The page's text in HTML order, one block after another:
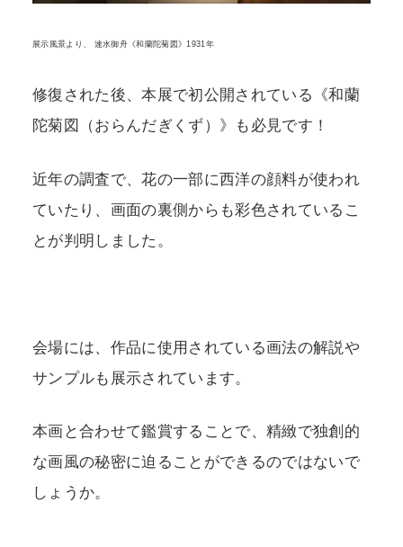
展示風景より、 速水御舟《和蘭陀菊図》1931年
修復された後、本展で初公開されている《和蘭
陀菊図（おらんだぎくず）》も必見です！
近年の調査で、花の一部に西洋の顔料が使われ
ていたり、画面の裏側からも彩色されているこ
とが判明しました。
会場には、作品に使用されている画法の解説や
サンプルも展示されています。
本画と合わせて鑑賞することで、精緻で独創的
な画風の秘密に迫ることができるのではないで
しょうか。